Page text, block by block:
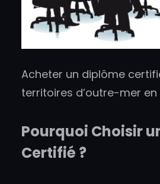
Acheter un diplôme
territoires d’outre-mer en
Pourquoi Choisir
Certifié ?